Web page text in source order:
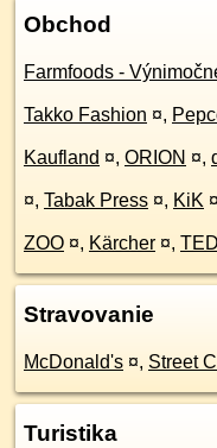
Obchod
Farmfoods -
Takko Fashion ¤,
Kaufland ¤, ORION ¤,
¤, Tabak Press ¤, KiK ¤
ZOO ¤, Kärcher ¤,
Stravovanie
McDonald's ¤, Street
Turistika